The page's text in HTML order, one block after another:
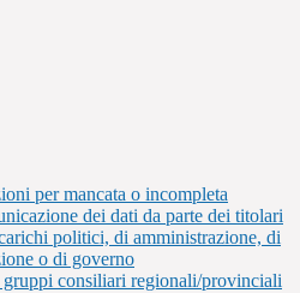
per mancata o incompleta
dei dati da parte dei titolari
politici, di amministrazione, di
o di governo
consiliari regionali/provinciali